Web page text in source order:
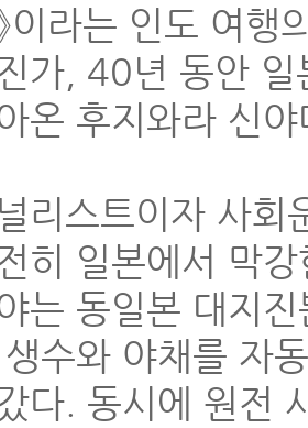
이라는 인도 여
가, 40년 동안 일
온 후지와라 신야
리스트이자 사회
히 일본에서 막
는 동일본 대지
수와 야채를 자
다. 동시에 원전